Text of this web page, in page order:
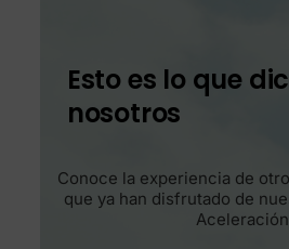
Esto es lo que
nosotros
Conoce la experiencia de
que ya han disfrutado de
Aceleración